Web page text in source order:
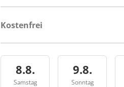
Kostenfrei
8.8.
Samstag
9.8.
Sonntag